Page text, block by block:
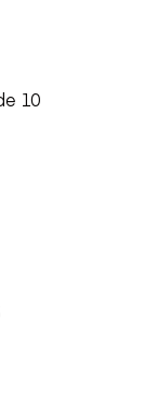
10